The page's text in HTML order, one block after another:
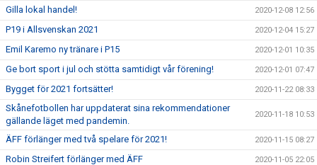
Gilla lokal handel! 2020-12-08 12:56
P19 i Allsvenskan 2021 2020-12-04 15:27
Emil Karemo ny tränare i P15 2020-12-01 10:35
Ge bort sport i jul och stötta samtidigt vår förening! 2020-12-01 07:47
Bygget för 2021 fortsätter! 2020-11-22 08:33
Skånefotbollen har uppdaterat sina rekommendationer
gällande läget med pandemin.
2020-11-18 10:53
ÄFF förlänger med två spelare för 2021! 2020-11-15 08:27
Robin Streifert förlänger med ÄFF 2020-11-05 22:05